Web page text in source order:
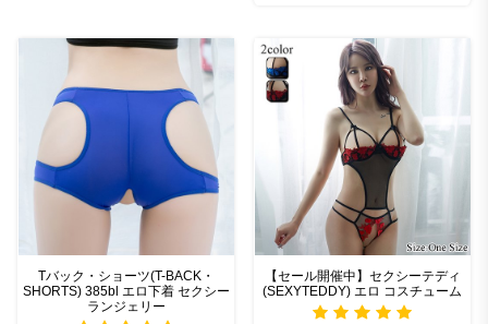
Tバック・ショーツ(T-BACK・
SHORTS) 385bl エロ下着 セクシー
ランジェリー
【セール開催中】セクシーテディ
(SEXYTEDDY) エロ コスチューム